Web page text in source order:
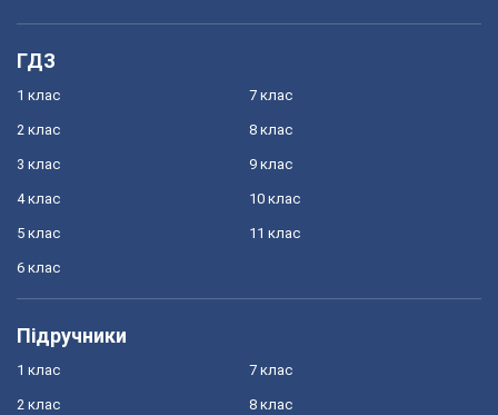
ГДЗ
1 клас
2 клас
3 клас
4 клас
5 клас
6 клас
7 клас
8 клас
9 клас
10 клас
11 клас
Підручники
1 клас
2 клас
7 клас
8 клас